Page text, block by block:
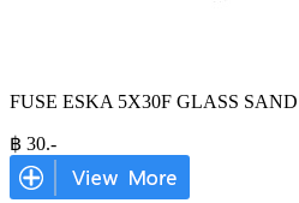
FUSE ESKA 5X30F GLASS
฿ 30.-